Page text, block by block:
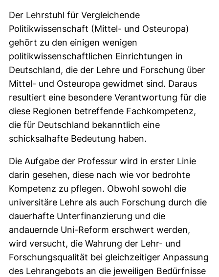
Der Lehrstuhl für Vergleichende
Politikwissenschaft (Mittel- und Osteuropa)
gehört zu den einigen wenigen
politikwissenschaftlichen Einrichtungen in
Deutschland, die der Lehre und Forschung über
Mittel- und Osteuropa gewidmet sind. Daraus
resultiert eine besondere Verantwortung für die
diese Regionen betreffende Fachkompetenz,
die für Deutschland bekanntlich eine
schicksalhafte Bedeutung haben.
Die Aufgabe der Professur wird in erster Linie
darin gesehen, diese nach wie vor bedrohte
Kompetenz zu pflegen. Obwohl sowohl die
universitäre Lehre als auch Forschung durch die
dauerhafte Unterfinanzierung und die
andauernde Uni-Reform erschwert werden,
wird versucht, die Wahrung der Lehr- und
Forschungsqualität bei gleichzeitiger Anpassung
des Lehrangebots an die jeweiligen Bedürfnisse